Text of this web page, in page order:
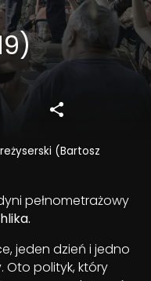
(Bartosz
pełnometrażowy
jeden dzień i jedno
Oto polityk, który